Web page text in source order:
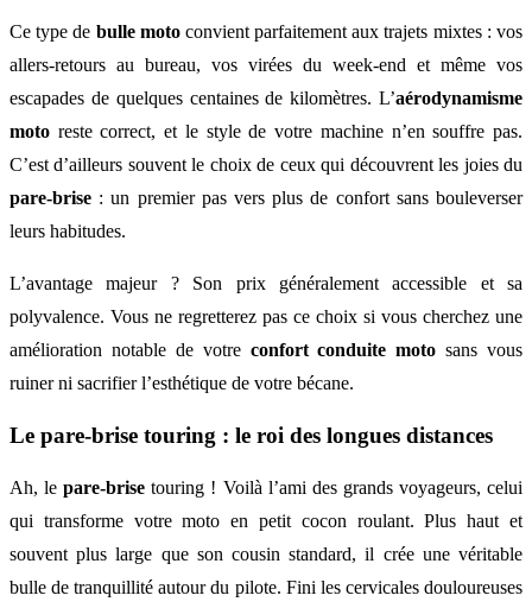
Ce type de bulle motoconvient parfaitement aux trajets mixtes : vos
allers-retours au bureau, vos virées du week-end et même vos
escapades de quelques centaines de kilomètres. L’aérodynamisme
moto reste correct, et le style de votre machine n’en souffre pas.
C’est d’ailleurs souvent le choix de ceux qui découvrent les joies du
pare-brise : un premier pas vers plus de confort sans bouleverser
leurs habitudes.
L’avantage majeur ? Son prix généralement accessible et sa
polyvalence. Vous ne regretterez pas ce choix si vous cherchez une
amélioration notable de votre confort conduite moto sans vous
ruiner ni sacrifier l’esthétique de votre bécane.
Le pare-brise touring : le roi des longues distances
Ah, lepare-brise touring ! Voilà l’ami des grands voyageurs, celui
qui transforme votre moto en petit cocon roulant. Plus haut et
souvent plus large que son cousin standard, il crée une véritable
bulle de tranquillité autour du pilote. Fini les cervicales douloureuses